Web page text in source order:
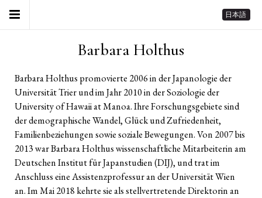
日本語
Barbara Holthus
Barbara Holthus promovierte 2006 in der Japanologie der
Universität Trier und im Jahr 2010 in der Soziologie der
University of Hawaii at Manoa. Ihre Forschungsgebiete sind
der demographische Wandel, Glück und Zufriedenheit,
Familienbeziehungen sowie soziale Bewegungen. Von 2007 bis
2013 war Barbara Holthus wissenschaftliche Mitarbeiterin am
Deutschen Institut für Japanstudien (DIJ), und trat im
Anschluss eine Assistenzprofessur an der Universität Wien
an. Im Mai 2018 kehrte sie als stellvertretende Direktorin an